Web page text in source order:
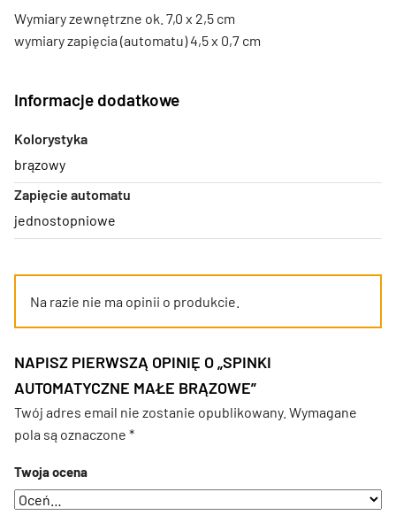
Wymiary zewnętrzne ok. 7,0 x 2,5 cm
wymiary zapięcia (automatu) 4,5 x 0,7 cm
Informacje dodatkowe
Kolorystyka
brązowy
Zapięcie automatu
jednostopniowe
Na razie nie ma opinii o produkcie.
NAPISZ PIERWSZĄ OPINIĘ O „SPINKI
AUTOMATYCZNE MAŁE BRĄZOWE”
Twój adres email nie zostanie opublikowany. Wymagane
pola są oznaczone *
Twoja ocena